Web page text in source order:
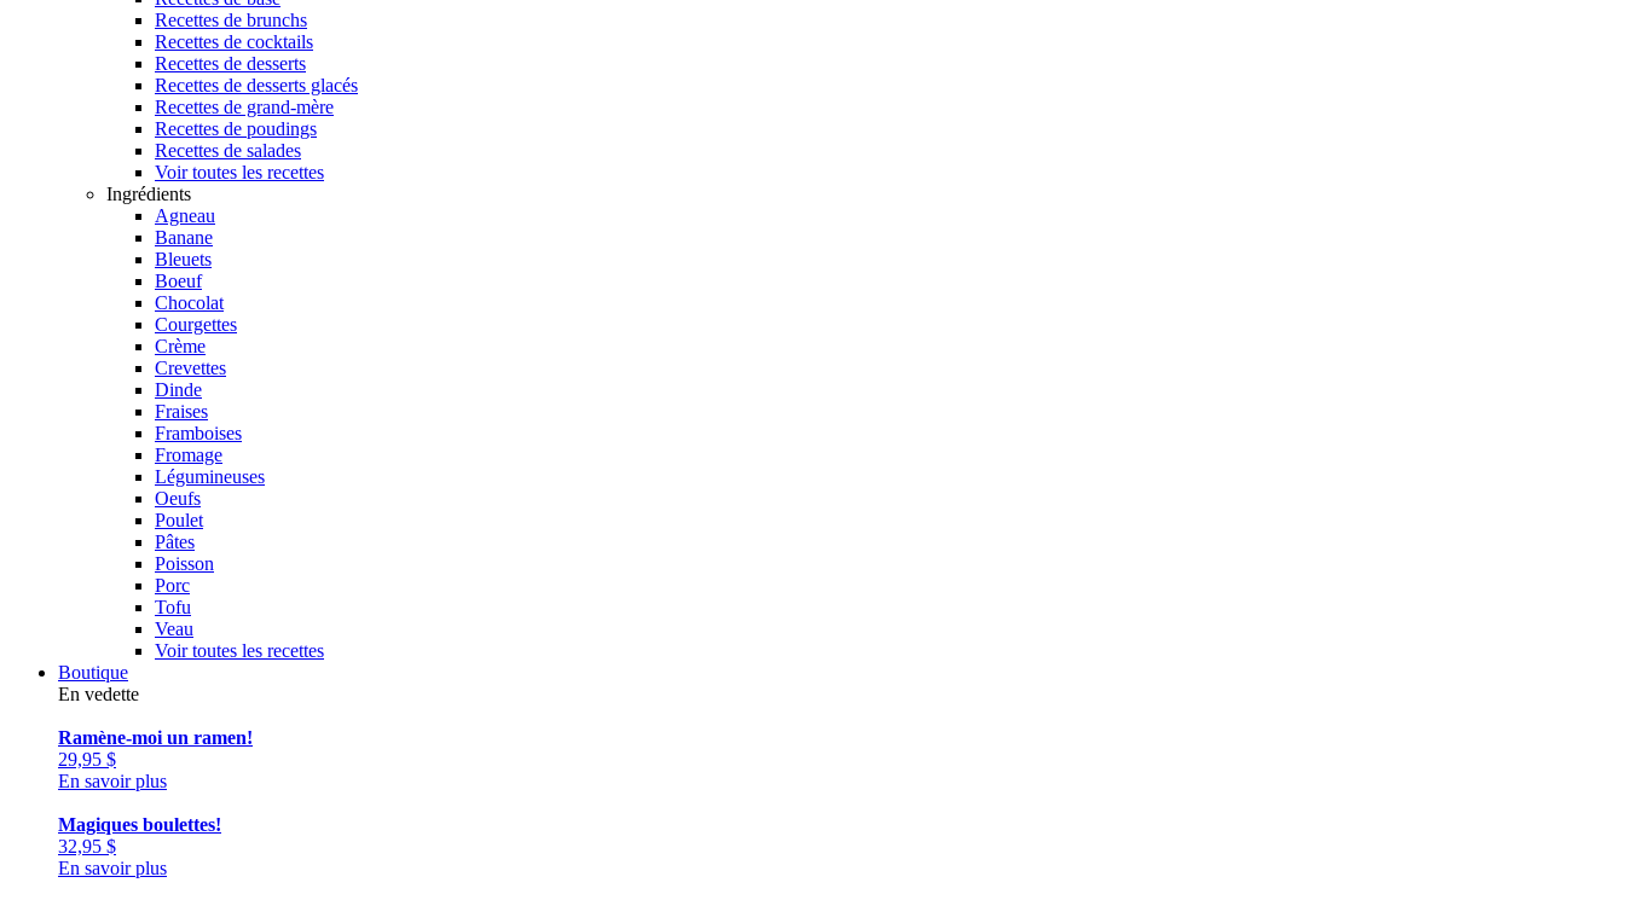
Recettes de brunchs
Recettes de cocktails
Recettes de desserts
Recettes de desserts glacés
Recettes de grand-mère
Recettes de poudings
Recettes de salades
Voir toutes les recettes
Ingrédients
Agneau
Banane
Bleuets
Boeuf
Chocolat
Courgettes
Crème
Crevettes
Dinde
Fraises
Framboises
Fromage
Légumineuses
Oeufs
Poulet
Pâtes
Poisson
Porc
Tofu
Veau
Voir toutes les recettes
Boutique
En vedette
Ramène-moi un ramen!
29,95 $
En savoir plus
Magiques boulettes!
32,95 $
En savoir plus